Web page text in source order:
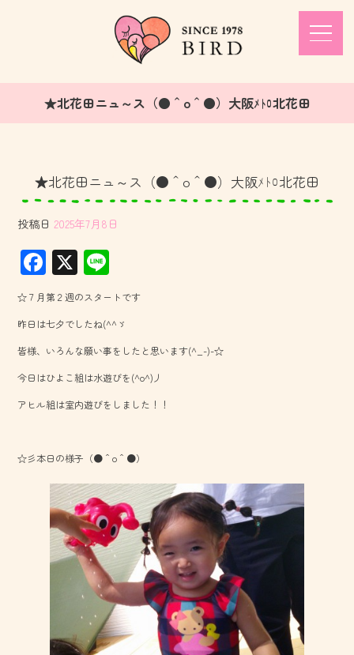
★北花田ニュ～ス（●＾o＾●）大阪ﾒﾄﾛ北花田
★北花田ニュ～ス（●＾o＾●）大阪ﾒﾄﾛ北花田
投稿日 2025年7月8日
F
ac
e
b
o
ok
X
ne
☆７月第２週のスタートです
昨日は七夕でしたね(^^ゞ
皆様、いろんな願い事をしたと思います(^_-)-☆
今日はひよこ組は水遊びを(^o^)丿
アヒル組は室内遊びをしました！！
☆彡本日の様子（●＾o＾●）